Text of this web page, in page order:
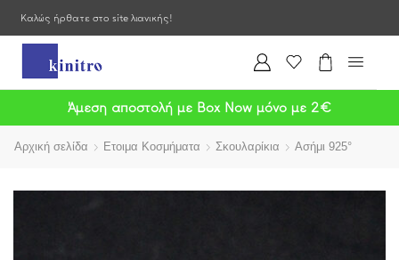
Καλώς ήρθατε στο site λιανικής!
Άμεση αποστολή με Box Now μόνο με 2€
Αρχική σελίδα Ετοιμα Κοσμήματα Σκουλαρίκια Ασήμι 925°